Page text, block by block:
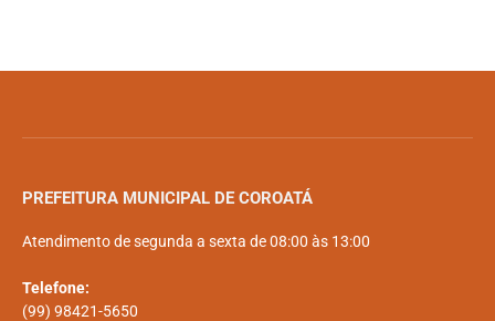
PREFEITURA MUNICIPAL DE COROATÁ
Atendimento de segunda a sexta de 08:00 às 13:00
Telefone:
(99) 98421-5650